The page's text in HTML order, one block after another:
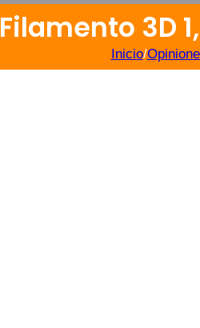
Filamento 3D
Inicio/